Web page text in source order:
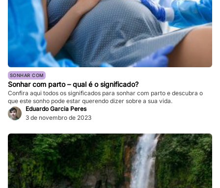
SONHAR COM
Sonhar com parto – qual é o significado?
Confira aqui todos os significados para sonhar com parto e descubra o
que este sonho pode estar querendo dizer sobre a sua vida.
Eduardo Garcia Peres
3 de novembro de 2023